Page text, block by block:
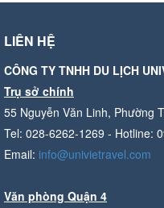
LIÊN HỆ
CÔNG TY TNHH DU LỊCH
Trụ sở chính
55 Nguyễn Văn Linh, Phường
Tel: 028-6262-1269 - Hotline:
Email: info@univietravel.com
Văn phòng Quận 4